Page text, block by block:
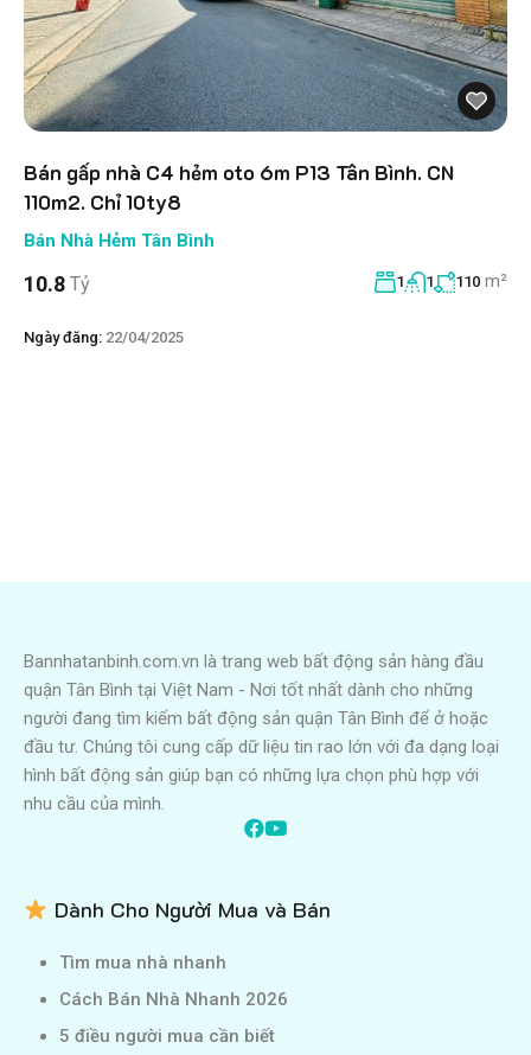
Bán gấp nhà C4 hẻm oto 6m P13 Tân Bình. CN
110m2. Chỉ 10ty8
Bán Nhà Hẻm Tân Bình
10.8 Tỷ 1 1 110 m²
Ngày đăng: 22/04/2025
Bannhatanbinh.com.vn là trang web bất động sản hàng đầu
quận Tân Bình tại Việt Nam - Nơi tốt nhất dành cho những
người đang tìm kiếm bất động sản quận Tân Bình để ở hoặc
đầu tư. Chúng tôi cung cấp dữ liệu tin rao lớn với đa dạng loại
hình bất động sản giúp bạn có những lựa chọn phù hợp với
nhu cầu của mình.
Dành Cho Người Mua và Bán
Tìm mua nhà nhanh
Cách Bán Nhà Nhanh 2026
5 điều người mua cần biết